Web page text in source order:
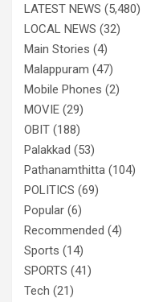
LATEST NEWS (5,480)
LOCAL NEWS (32)
Main Stories (4)
Malappuram (47)
Mobile Phones (2)
MOVIE (29)
OBIT (188)
Palakkad (53)
Pathanamthitta (104)
POLITICS (69)
Popular (6)
Recommended (4)
Sports (14)
SPORTS (41)
Tech (21)